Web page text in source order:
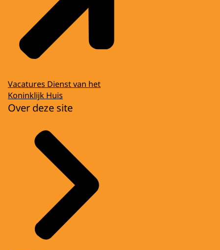
Vacatures Dienst van het
Koninklijk Huis
Over deze site